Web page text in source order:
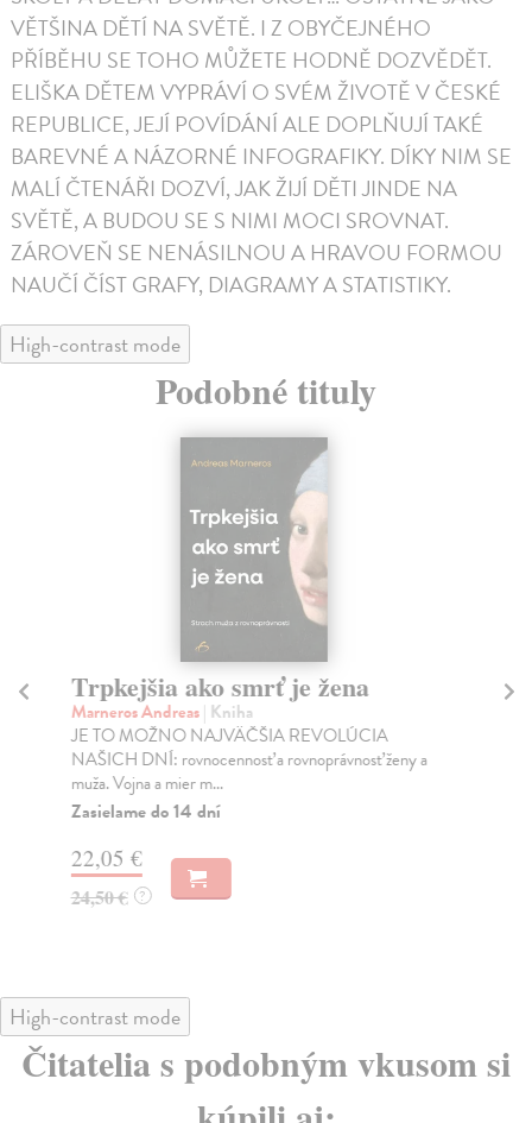
VĚTŠINA DĚTÍ NA SVĚTĚ. I Z OBYČEJNÉHO
PŘÍBĚHU SE TOHO MŮŽETE HODNĚ DOZVĚDĚT.
ELIŠKA DĚTEM VYPRÁVÍ O SVÉM ŽIVOTĚ V ČESKÉ
REPUBLICE, JEJÍ POVÍDÁNÍ ALE DOPLŇUJÍ TAKÉ
BAREVNÉ A NÁZORNÉ INFOGRAFIKY. DÍKY NIM SE
MALÍ ČTENÁŘI DOZVÍ, JAK ŽIJÍ DĚTI JINDE NA
SVĚTĚ, A BUDOU SE S NIMI MOCI SROVNAT.
ZÁROVEŇ SE NENÁSILNOU A HRAVOU FORMOU
NAUČÍ ČÍST GRAFY, DIAGRAMY A STATISTIKY.
High-contrast mode
Podobné tituly
Trpkejšia ako smrť je žena
Marneros Andreas| Kniha
JE TO MOŽNO NAJVÄČŠIA REVOLÚCIA
NAŠICH DNÍ: rovnocennosť a rovnoprávnosť ženy a
muža. Vojna a mier m...
Zasielame do 14 dní
22,05 €
24,50 € ?
High-contrast mode
Čitatelia s podobným vkusom si